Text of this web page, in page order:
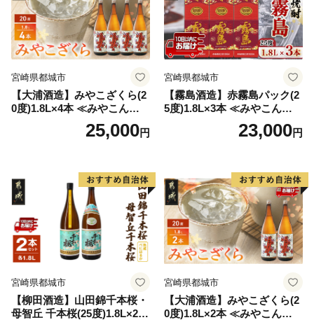
宮崎県都城市
【大浦酒造】みやこざくら(2
0度)1.8L×4本 ≪みやこんじょ
特急便≫_AD-077125,000円
宮崎県都城市
【霧島酒造】赤霧島パック(2
5度)1.8L×3本 ≪みやこんじょ
特急便≫_23-07-K03P-1800-3
23,000円
宮崎県都城市
【柳田酒造】山田錦千本桜・
母智丘 千本桜(25度)1.8L×2本
宮崎県都城市
【大浦酒造】みやこざくら(2
0度)1.8L×2本 ≪みやこんじょ